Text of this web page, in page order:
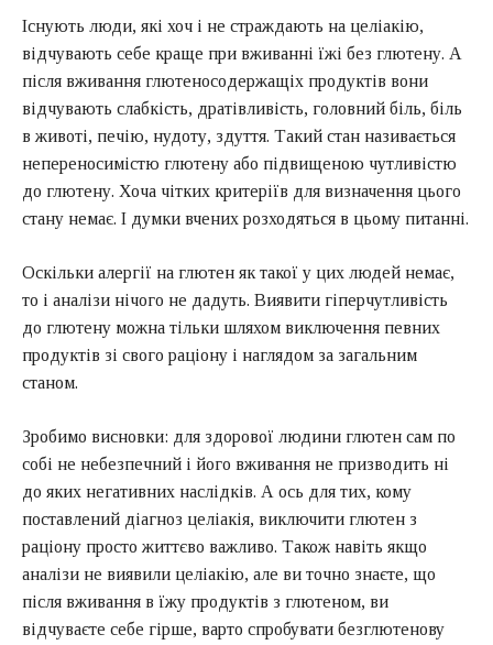
Існують люди, які хоч і не страждають на целіакію,
відчувають себе краще при вживанні їжі без глютену. А
після вживання глютеносодержащіх продуктів вони
відчувають слабкість, дратівливість, головний біль, біль
в животі, печію, нудоту, здуття. Такий стан називається
непереносимістю глютену або підвищеною чутливістю
до глютену. Хоча чітких критеріїв для визначення цього
стану немає. І думки вчених розходяться в цьому питанні.
Оскільки алергії на глютен як такої у цих людей немає,
то і аналізи нічого не дадуть. Виявити гіперчутливість
до глютену можна тільки шляхом виключення певних
продуктів зі свого раціону і наглядом за загальним
станом.
Зробимо висновки: для здорової людини глютен сам по
собі не небезпечний і його вживання не призводить ні
до яких негативних наслідків. А ось для тих, кому
поставлений діагноз целіакія, виключити глютен з
раціону просто життєво важливо. Також навіть якщо
аналізи не виявили целіакію, але ви точно знаєте, що
після вживання в їжу продуктів з глютеном, ви
відчуваєте себе гірше, варто спробувати безглютенову